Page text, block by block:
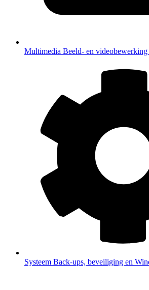
Multimedia Beeld- en
Systeem Back-ups, beveiliging en